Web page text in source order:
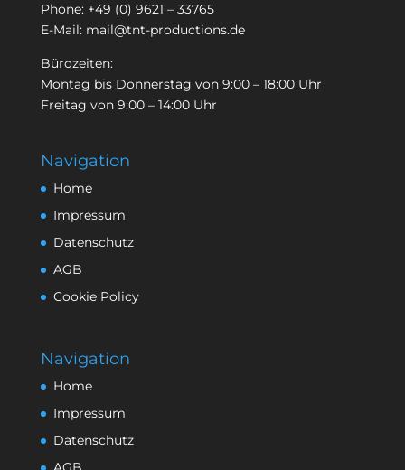
Phone: +49 (0) 9621 – 33765
E-Mail: mail@tnt-productions.de
Bürozeiten:
Montag bis Donnerstag von 9:00 – 18:00 Uhr
Freitag von 9:00 – 14:00 Uhr
Navigation
Home
Impressum
Datenschutz
AGB
Cookie Policy
Navigation
Home
Impressum
Datenschutz